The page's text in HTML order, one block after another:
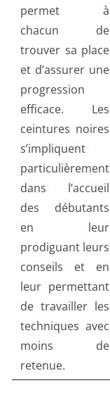
permet à
chacun de
trouver sa place
et d’assurer une
progression
efficace. Les
ceintures noires
s’impliquent
particulièrement
dans l’accueil
des débutants
en leur
prodiguant leurs
conseils et en
leur permettant
de travailler les
techniques avec
moins de
retenue.